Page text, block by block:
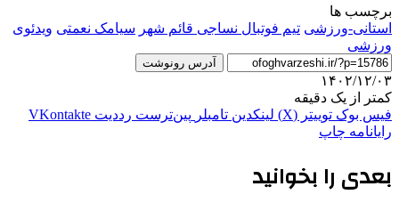
برچسب ها
استانی-ورزشی تیم فوتبال نساجی قائم شهر سیامک نعمتی ویدئوی
ورزشی
آدرس رونوشت
۱۴۰۲/۱۲/۰۳
کمتر از یک دقیقه
فیس بوک توییتر (X) لینکدین ‫تامبلر ‫پین‌ترست ‫رددیت ‫VKontakte
رایانامه چاپ
بعدی را بخوانید